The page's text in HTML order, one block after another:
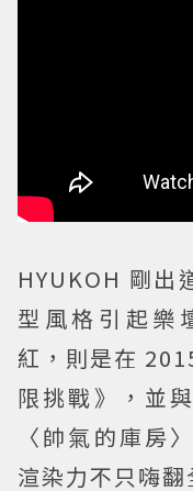
HYUKOH 剛出
型風格引起樂
紅，則是在
限挑戰》，並
〈帥氣的庫房
渲染力不只嗨